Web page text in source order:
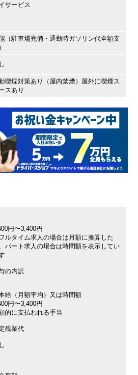
サービス
（駐車場完備・通勤時ガソリン代全額支
喫煙対策あり（屋内禁煙）屋外に喫煙ス
スあり
円〜3,400円
ルタイム求人の場合は月額に換算した
パート求人の場合は時間額を表示してい
の内訳
給（月額平均）又は時間額
円〜3,400円
的に支払われる手当
残業代